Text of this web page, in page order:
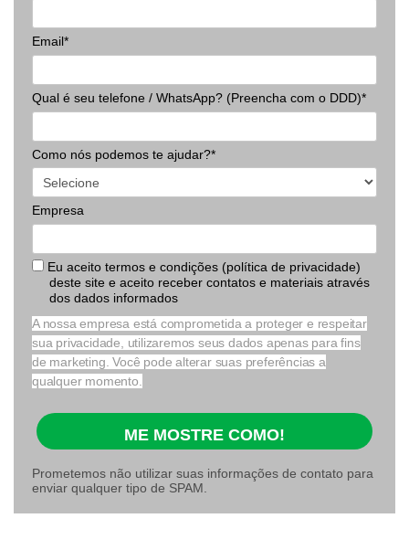
Email*
Qual é seu telefone / WhatsApp? (Preencha com o DDD)*
Como nós podemos te ajudar?*
Empresa
Eu aceito termos e condições (política de privacidade)
deste site e aceito receber contatos e materiais através
dos dados informados
A nossa empresa está comprometida a proteger e respeitar
sua privacidade, utilizaremos seus dados apenas para fins
de marketing. Você pode alterar suas preferências a
qualquer momento.
ME MOSTRE COMO!
Prometemos não utilizar suas informações de contato para
enviar qualquer tipo de SPAM.